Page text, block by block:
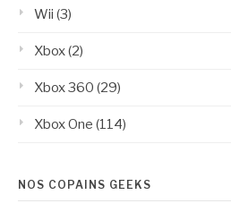
Wii (3)
Xbox(2)
Xbox 360 (29)
Xbox One (114)
NOS COPAINS GEEKS